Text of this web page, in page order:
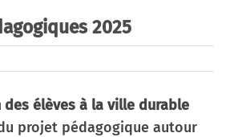
Pédagogie
Voyages
2025
élèves à la ville durable
projet pédagogique autour